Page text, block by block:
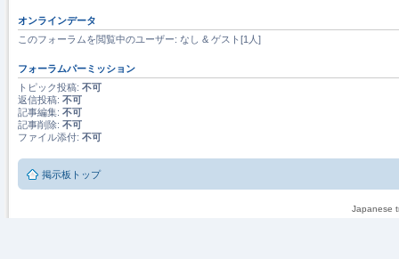
オンラインデータ
このフォーラムを閲覧中のユーザー: なし & ゲスト[1人]
フォーラムパーミッション
トピック投稿: 不可
返信投稿: 不可
記事編集: 不可
記事削除: 不可
ファイル添付: 不可
掲示板トップ
Japanese